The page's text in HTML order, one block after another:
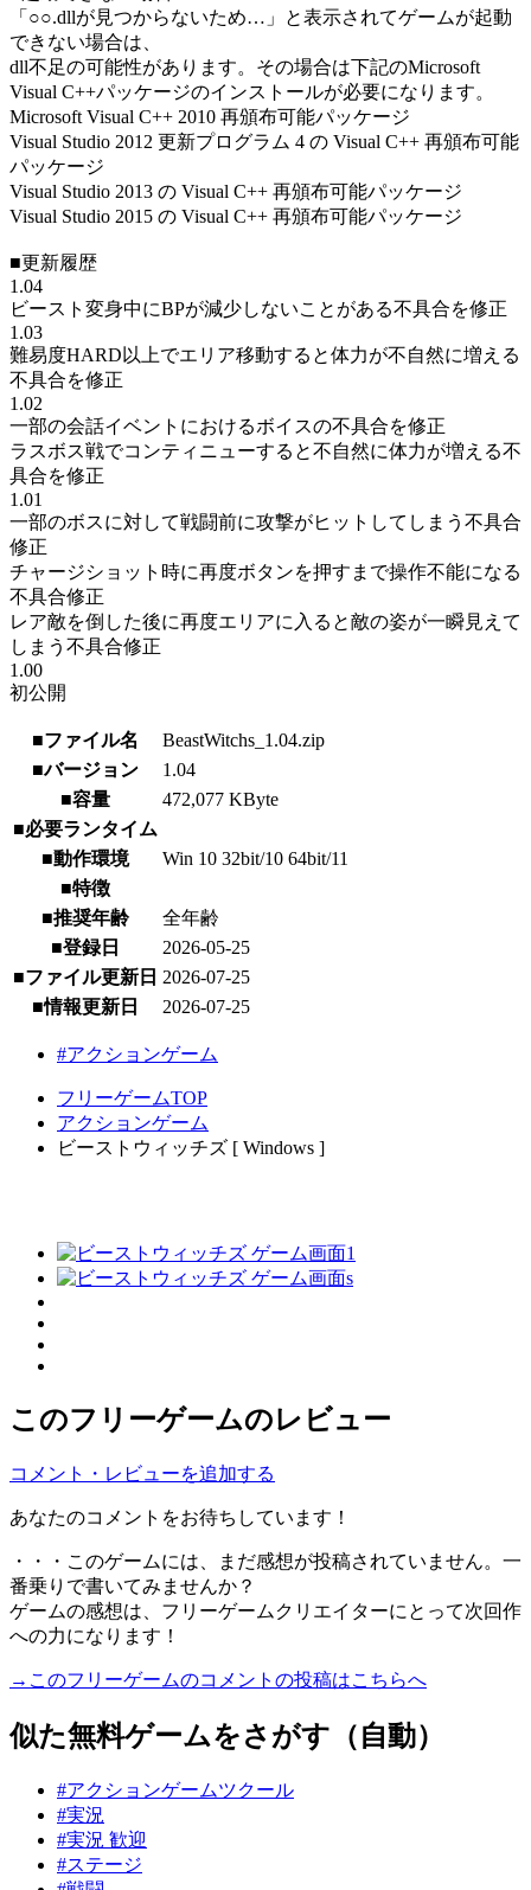
「○○.dllが見つからないため…」と表示されてゲームが起動
できない場合は、
dll不足の可能性があります。その場合は下記のMicrosoft
Visual C++パッケージのインストールが必要になります。
Microsoft Visual C++ 2010 再頒布可能パッケージ
Visual Studio 2012 更新プログラム 4 の Visual C++ 再頒布可能
パッケージ
Visual Studio 2013 の Visual C++ 再頒布可能パッケージ
Visual Studio 2015 の Visual C++ 再頒布可能パッケージ
■更新履歴
1.04
ビースト変身中にBPが減少しないことがある不具合を修正
1.03
難易度HARD以上でエリア移動すると体力が不自然に増える
不具合を修正
1.02
一部の会話イベントにおけるボイスの不具合を修正
ラスボス戦でコンティニューすると不自然に体力が増える不
具合を修正
1.01
一部のボスに対して戦闘前に攻撃がヒットしてしまう不具合
修正
チャージショット時に再度ボタンを押すまで操作不能になる
不具合修正
レア敵を倒した後に再度エリアに入ると敵の姿が一瞬見えて
しまう不具合修正
1.00
初公開
■ファイル名
BeastWitchs_1.04.zip
■バージョン
1.04
■容量
472,077 KByte
■必要ランタイム
■動作環境
Win 10 32bit/10 64bit/11
■特徴
■推奨年齢
全年齢
■登録日
2026-05-25
■ファイル更新日 2026-07-25
■情報更新日
2026-07-25
#アクションゲーム
フリーゲームTOP
アクションゲーム
ビーストウィッチズ [ Windows ]
このフリーゲームのレビュー
コメント・レビューを追加する
あなたのコメントをお待ちしています！
・・・このゲームには、まだ感想が投稿されていません。一
番乗りで書いてみませんか？
ゲームの感想は、フリーゲームクリエイターにとって次回作
への力になります！
→このフリーゲームのコメントの投稿はこちらへ
似た無料ゲームをさがす（自動）
#アクションゲームツクール
#実況
#実況 歓迎
#ステージ